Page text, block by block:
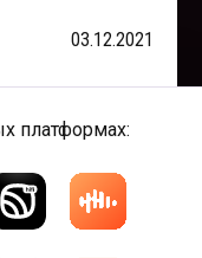
03.12.2021
платформах: